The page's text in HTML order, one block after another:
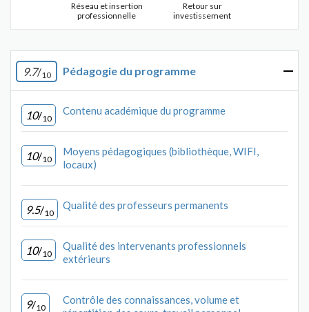
Réseau et insertion
professionnelle
Retour sur
investissement
9.7/10 Pédagogie du programme
10/10
Contenu académique du programme
10/10
Moyens pédagogiques (bibliothèque, WIFI,
locaux)
9.5/10
Qualité des professeurs permanents
10/10
Qualité des intervenants professionnels
extérieurs
9/10
Contrôle des connaissances, volume et